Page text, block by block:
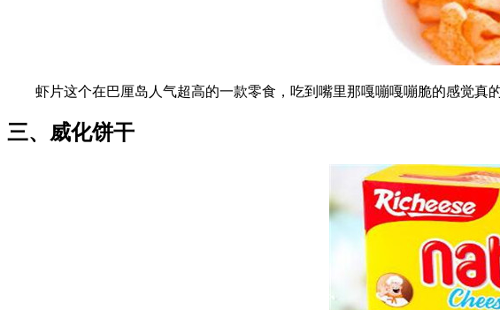
虾片这个在巴厘岛人气超高的一款零食，吃到嘴里那嘎嘣嘎嘣脆的感觉真
三、威化饼干